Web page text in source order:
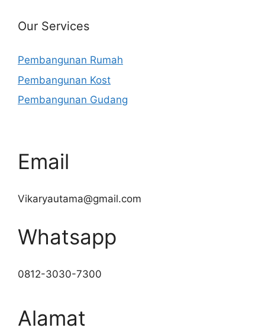
Our Services
Pembangunan Rumah
Pembangunan Kost
Pembangunan Gudang
Email
Vikaryautama@gmail.com
Whatsapp
0812-3030-7300
Alamat